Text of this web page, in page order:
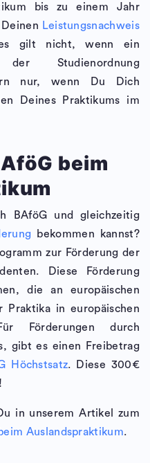
bis zu einem Jahr
Leistungsnachweis
gilt nicht, wenn ein
Studienordnung
nur, wenn Du Dich
Deines Praktikums im
beim
BAföG und gleichzeitig
bekommen kannst?
zur Förderung der
Diese Förderung
die an europäischen
Praktika in europäischen
Förderungen durch
gibt es einen Freibetrag
Höchstsatz. Diese 300€
in unserem Artikel zum
Auslandspraktikum.